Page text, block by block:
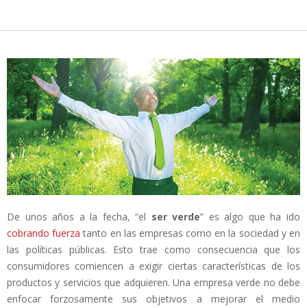
De unos años a la fecha, “el ser verde” es algo que ha ido
cobrando fuerza tanto en las empresas como en la sociedad y en
las políticas públicas. Esto trae como consecuencia que los
consumidores comiencen a exigir ciertas características de los
productos y servicios que adquieren. Una empresa verde no debe
enfocar forzosamente sus objetivos a mejorar el medio